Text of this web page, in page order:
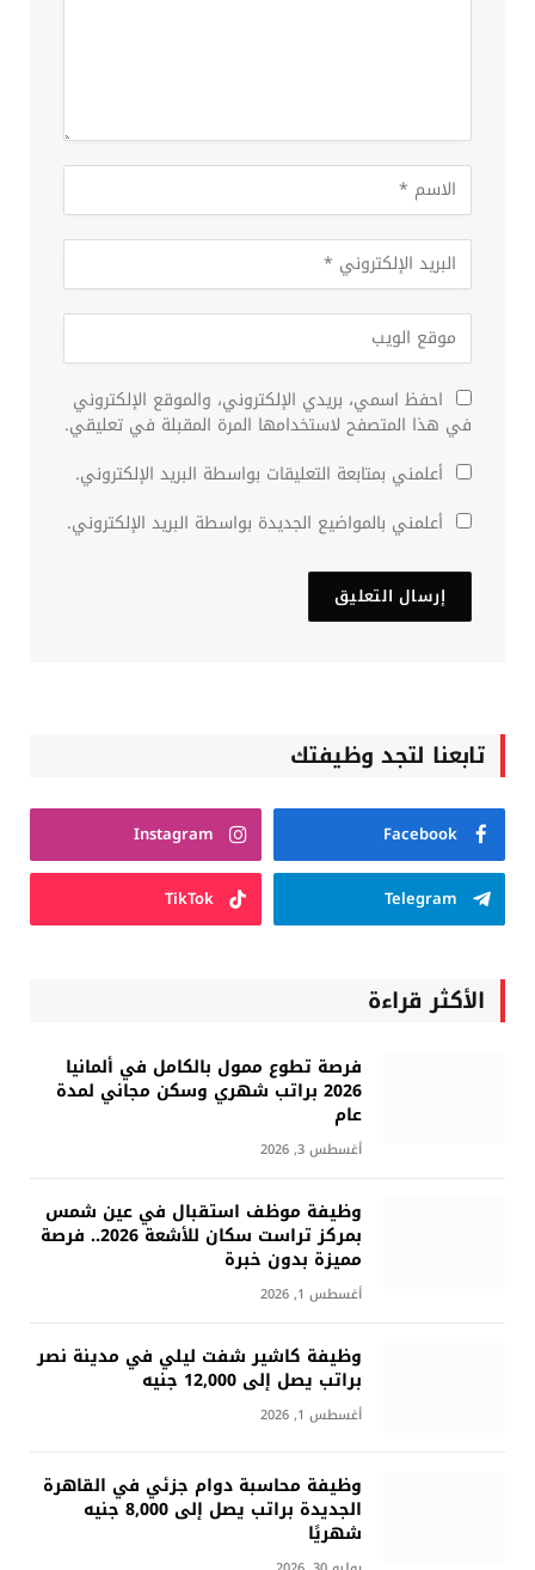
احفظ اسمي، بريدي الإلكتروني، والموقع الإلكتروني
في هذا المتصفح لاستخدامها المرة المقبلة في تعليقي.
أعلمني بمتابعة التعليقات بواسطة البريد الإلكتروني.
أعلمني بالمواضيع الجديدة بواسطة البريد الإلكتروني.
تابعنا لتجد وظيفتك
Facebook
Instagram
Telegram
TikTok
الأكثر قراءة
فرصة تطوع ممول بالكامل في ألمانيا
2026 براتب شهري وسكن مجاني لمدة
عام
أغسطس 3, 2026
وظيفة موظف استقبال في عين شمس
بمركز تراست سكان للأشعة 2026.. فرصة
مميزة بدون خبرة
أغسطس 1, 2026
وظيفة كاشير شفت ليلي في مدينة نصر
براتب يصل إلى 12,000 جنيه
أغسطس 1, 2026
وظيفة محاسبة دوام جزئي في القاهرة
الجديدة براتب يصل إلى 8,000 جنيه
شهريًا